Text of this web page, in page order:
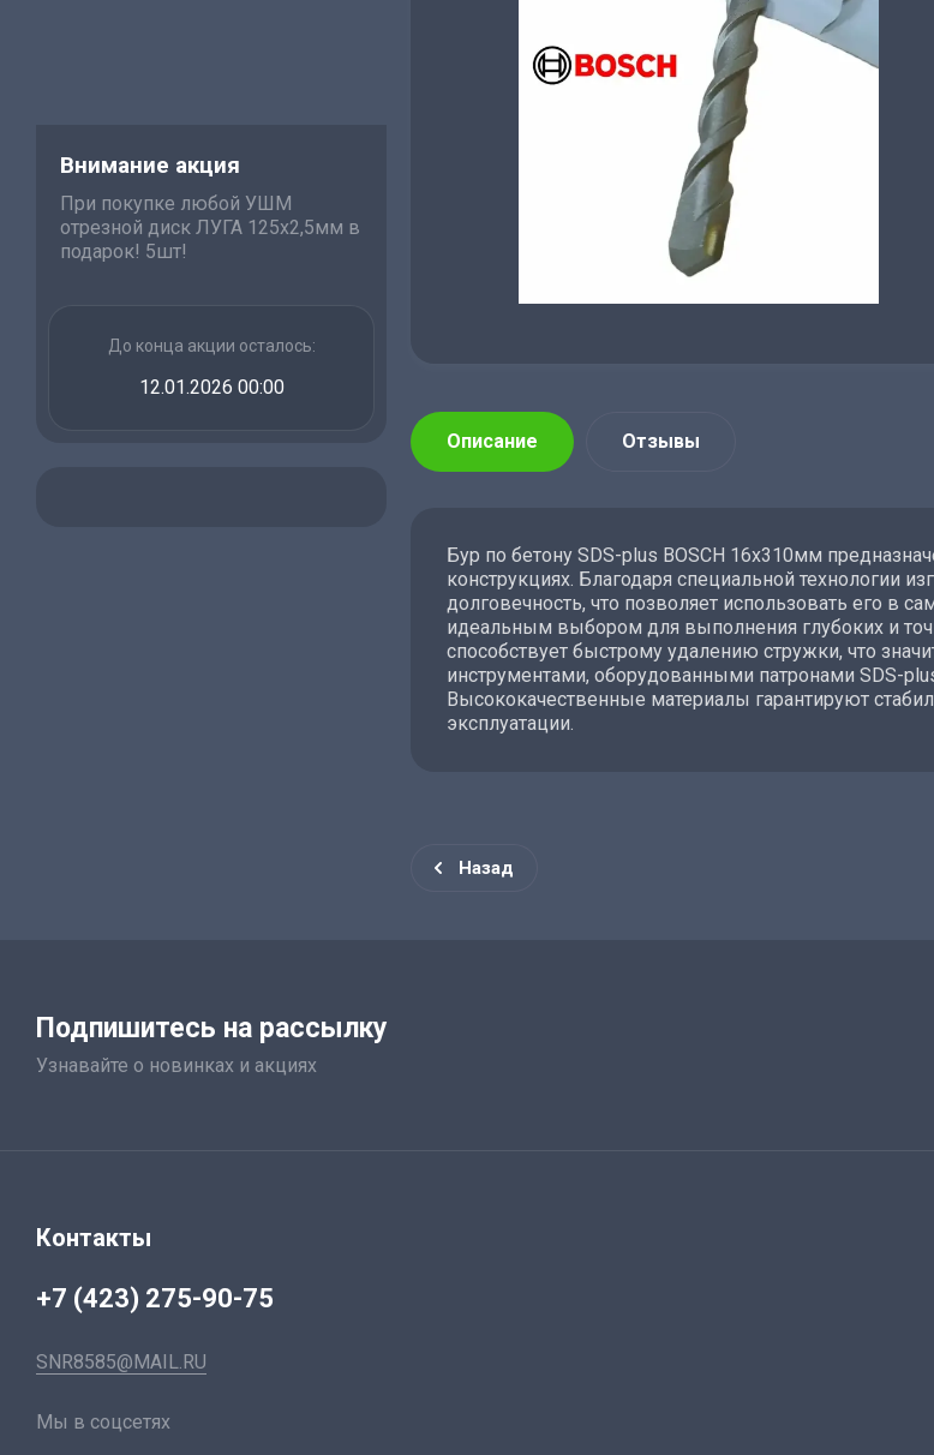
Внимание акция
При покупке любой УШМ
отрезной диск ЛУГА 125х2,5мм в
подарок! 5шт!
До конца акции осталось:
12.01.2026 00:00
Описание Отзывы
Бур по бетону SDS-plus BOSCH 16х310мм
конструкциях. Благодаря специальной технологии
долговечность, что позволяет использовать его
идеальным выбором для выполнения глубоких и
способствует быстрому удалению стружки, что
инструментами, оборудованными патронами SDS-
Высококачественные материалы гарантируют
эксплуатации.
Назад
Подпишитесь на рассылку
Узнавайте о новинках и акциях
Контакты
+7 (423) 275-90-75
SNR8585@MAIL.RU
Мы в соцсетях